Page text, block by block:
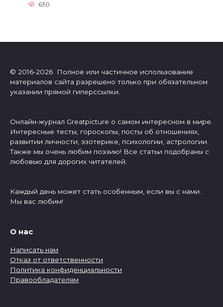
630
© 2016-2026 Полное или частичное использование
материалов сайта разрешено только при обязательном
указании прямой гиперссылки.
Онлайн-журнал Greatpicture о самом интересном в мире.
Интересные тесты, гороскопы, посты об отношениях,
развитии личности, эзотерике, психологии, астрологии.
Также мы очень любим поэзию! Все статьи подобраны с
любовью для дорогих читателей.
Каждый день может стать особенным, если вы с нами.
Мы вас любим!
О нас
Написать нам
Отказ от ответственности
Политика конфиденциальности
Правообладателям